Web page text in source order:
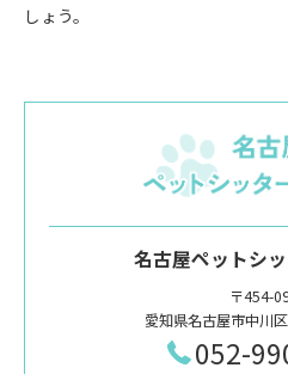
しょう。
名古屋ペットシ
〒454-
愛知県名古屋市中川
052-